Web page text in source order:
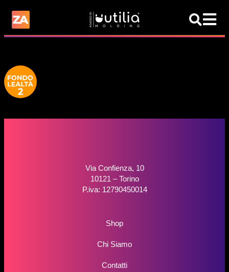
Via Confienza, 10
10121 – Torino
P.iva: 12790450014
Shop
Chi Siamo
Contatti